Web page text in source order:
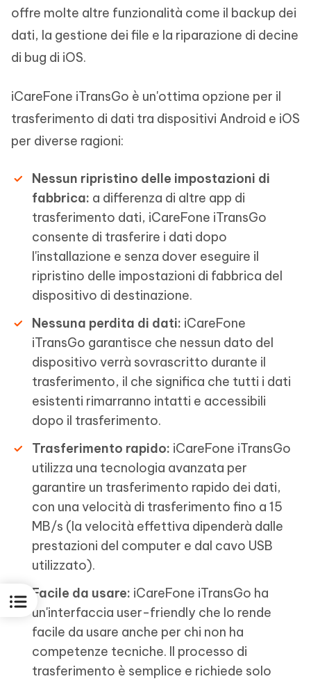
offre molte altre funzionalità come il backup dei
dati, la gestione dei file e la riparazione di decine
di bug di iOS.
iCareFone iTransGo è un'ottima opzione per il
trasferimento di dati tra dispositivi Android e iOS
per diverse ragioni:
Nessun ripristino delle impostazioni di
fabbrica: a differenza di altre app di
trasferimento dati, iCareFone iTransGo
consente di trasferire i dati dopo
l'installazione e senza dover eseguire il
ripristino delle impostazioni di fabbrica del
dispositivo di destinazione.
Nessuna perdita di dati: iCareFone
iTransGo garantisce che nessun dato del
dispositivo verrà sovrascritto durante il
trasferimento, il che significa che tutti i dati
esistenti rimarranno intatti e accessibili
dopo il trasferimento.
Trasferimento rapido: iCareFone iTransGo
utilizza una tecnologia avanzata per
garantire un trasferimento rapido dei dati,
con una velocità di trasferimento fino a 15
MB/s (la velocità effettiva dipenderà dalle
prestazioni del computer e dal cavo USB
utilizzato).
Facile da usare: iCareFone iTransGo ha
un'interfaccia user-friendly che lo rende
facile da usare anche per chi non ha
competenze tecniche. Il processo di
trasferimento è semplice e richiede solo